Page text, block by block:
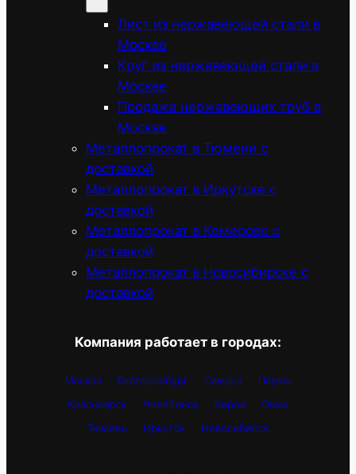
Лист из нержавеющей стали в
Москве
Круг из нержавеющей стали в
Москве
Продажа нержавеющих труб в
Москве
Металлопрокат в Тюмени с
доставкой
Металлопрокат в Иркутске с
доставкой
Металлопрокат в Кемерово с
доставкой
Металлопрокат в Новосибирске с
доставкой
Компания работает в городах:
Москва Екатеринбург Самара
Пермь
Красноярск
Челябинск Киров
Омск
Тюмень
Иркутск Новосибирск